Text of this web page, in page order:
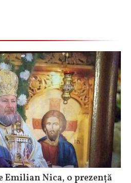
Nica, o prezență